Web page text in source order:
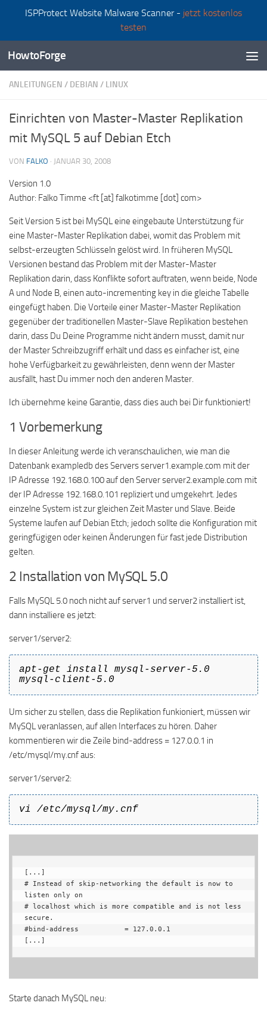
ISPProtect Website Malware Scanner - jetzt kostenlos
testen
Zum Inhalt springen
HowtoForge
ANLEITUNGEN / DEBIAN / LINUX
Einrichten von Master-Master Replikation
mit MySQL 5 auf Debian Etch
VON FALKO · JANUAR 30, 2008
Version 1.0
Author: Falko Timme <ft [at] falkotimme [dot] com>
Seit Version 5 ist bei MySQL eine eingebaute Unterstützung für
eine Master-Master Replikation dabei, womit das Problem mit
selbst-erzeugten Schlüsseln gelöst wird. In früheren MySQL
Versionen bestand das Problem mit der Master-Master
Replikation darin, dass Konflikte sofort auftraten, wenn beide, Node
A und Node B, einen auto-incrementing key in die gleiche Tabelle
eingefügt haben. Die Vorteile einer Master-Master Replikation
gegenüber der traditionellen Master-Slave Replikation bestehen
darin, dass Du Deine Programme nicht ändern musst, damit nur
der Master Schreibzugriff erhält und dass es einfacher ist, eine
hohe Verfügbarkeit zu gewährleisten, denn wenn der Master
ausfällt, hast Du immer noch den anderen Master.
Ich übernehme keine Garantie, dass dies auch bei Dir funktioniert!
1 Vorbemerkung
In dieser Anleitung werde ich veranschaulichen, wie man die
Datenbank exampledb des Servers server1.example.com mit der
IP Adresse 192.168.0.100 auf den Server server2.example.com mit
der IP Adresse 192.168.0.101 repliziert und umgekehrt. Jedes
einzelne System ist zur gleichen Zeit Master und Slave. Beide
Systeme laufen auf Debian Etch; jedoch sollte die Konfiguration mit
geringfügigen oder keinen Änderungen für fast jede Distribution
gelten.
2 Installation von MySQL 5.0
Falls MySQL 5.0 noch nicht auf server1 und server2 installiert ist,
dann installiere es jetzt:
server1/server2:
apt-get install mysql-server-5.0
mysql-client-5.0
Um sicher zu stellen, dass die Replikation funkioniert, müssen wir
MySQL veranlassen, auf allen Interfaces zu hören. Daher
kommentieren wir die Zeile bind-address = 127.0.0.1 in
/etc/mysql/my.cnf aus:
server1/server2:
vi /etc/mysql/my.cnf
[...]
# Instead of skip-networking the default is now to
listen only on
# localhost which is more compatible and is not less
secure.
#bind-address           = 127.0.0.1
[...]
Starte danach MySQL neu: